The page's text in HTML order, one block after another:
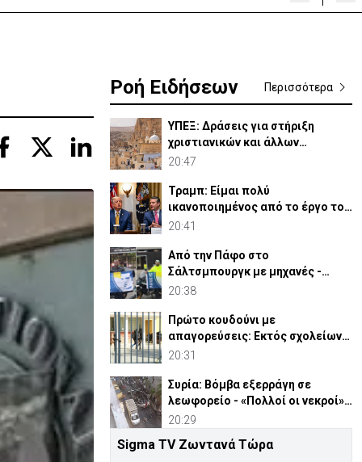
Ροή Ειδήσεων Περισσότερα
ΥΠΕΞ: Δράσεις για στήριξη
χριστιανικών και άλλων
κοινοτήτων στη Μέση Ανατολή
20:47
Τραμπ: Είμαι πολύ
ικανοποιημένος από το έργο του
Χέγκσεθ στο Υπ. Άμυνας
20:41
Από την Πάφο στο
Σάλτσμπουργκ με μηχανές -
6.000 χιλιόμετρα για την ομάδα
20:38
Πρώτο κουδούνι με
απαγορεύσεις: Εκτός σχολείων
εμβλήματα κομμάτων και
20:31
Συρία: Βόμβα εξερράγη σε
λεωφορείο - «Πολλοί οι νεκροί»
(ΒΙΝΤΕΟ)
20:29
Πρόεδρος ΚΟΑΕ: Θα κάνω ό,τι
Sigma TV Ζωντανά Τώρα